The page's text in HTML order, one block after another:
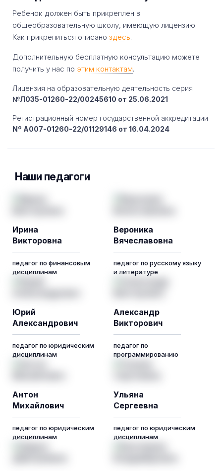
Ребенок должен быть прикреплен в
общеобразовательную школу, имеющую лицензию.
Как прикрепиться описано здесь.
Дополнительную бесплатную консультацию можете
получить у нас по этим контактам.
Лицензия на образовательную деятельность серия
№Л035-01260-22/00245610 от 25.06.2021
Регистрационный номер государственной аккредитации
Nº A007-01260-22/01129146 от 16.04.2024
Наши педагоги
Ирина
Викторовна
педагог по финансовым
дисциплинам
Вероника
Вячеславовна
педагог по русскому языку
и литературе
Юрий
Александрович
педагог по юридическим
дисциплинам
Александр
Викторович
педагог по
программированию
Антон
Михайлович
педагог по юридическим
дисциплинам
Ульяна
Сергеевна
педагог по юридическим
дисциплинам